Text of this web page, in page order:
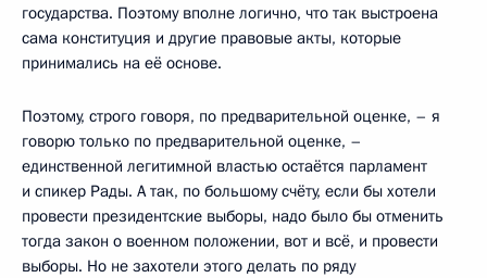
государства. Поэтому вполне логично, что так выстроена
сама конституция и другие правовые акты, которые
принимались на её основе.
Поэтому, строго говоря, по предварительной оценке, – я
говорю только по предварительной оценке, –
единственной легитимной властью остаётся парламент
и спикер Рады. А так, по большому счёту, если бы хотели
провести президентские выборы, надо было бы отменить
тогда закон о военном положении, вот и всё, и провести
выборы. Но не захотели этого делать по ряду